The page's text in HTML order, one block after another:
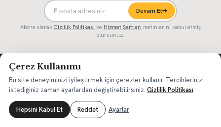
Devam Et
Abone olarak Gizlilik Politikası ve Hizmet Şartları metinlerini kabul etmiş
olursunuz.
YATIRIM VE TİCARET
E-2 Yatırımcı
Çerez Kullanımı
Bu site deneyiminizi iyileştirmek için çerezler kullanır. Tercihlerinizi
istediğiniz zaman ayarlardan değiştirebilirsiniz. Gizlilik Politikası
Hepsini Kabul Et Reddet Ayarlar